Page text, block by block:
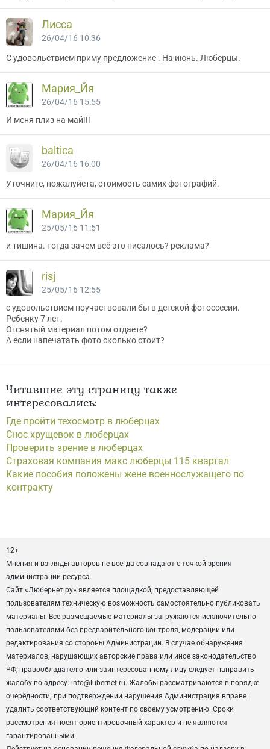
Лисса
26/04/16 10:36
С удовольствием приму предложение . На июнь. Люберцы.
Мария_Йя
26/04/16 15:55
И меня плиз на май!!!
baltica
26/04/16 16:00
Уточните, пожалуйста, стоимость самих фотографий.
Мария_Йя
25/05/16 11:51
и тишина. тогда зачем всё это писалось? реклама?
risj
25/05/16 12:55
с удовольствием поучаствовали бы в детской фотоссесии.
Ребенку 7 лет.
Отснятый материал потом отдаете?
А если напечатать фото сколько стоит?
Читавшие эту страницу также
интересовались:
Где пройти техосмотр в люберцах
Снос хрущевок в люберцах
Проверить зрение в люберцах
Страховая компания макс люберцы 115 квартал
Какие пособия положены жене военнослужащего по
контракту
12+
Мнения и взгляды авторов не всегда совпадают с точкой зрения
администрации ресурса.
Сайт «Любернет.ру» является площадкой, предоставляющей
пользователям техническую возможность самостоятельно публиковать
материалы. Все размещаемые материалы загружаются исключительно
пользователями без предварительного контроля, модерации или
редактирования со стороны Администрации. В случае обнаружения
материалов, нарушающих авторские права или иное законодательство
РФ, правообладателю или заинтересованному лицу следует направить
жалобу по адресу: info@lubernet.ru. Жалобы рассматриваются в порядке
очерёдности; при подтверждении нарушения Администрация вправе
удалить соответствующий контент по своему усмотрению. Сроки
рассмотрения носят ориентировочный характер и не являются
гарантированными.